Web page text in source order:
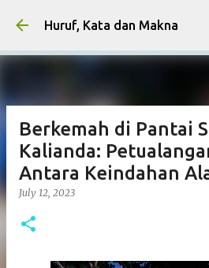
Skip to main
Huruf, Kata dan Makna
Berkemah di Pantai
Kalianda:
Antara Keindahan
July 12, 2023